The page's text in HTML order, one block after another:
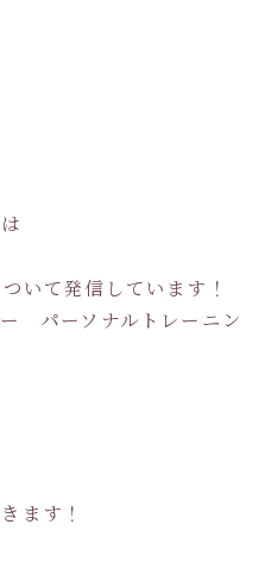
いて発信しています！
パーソナルトレーニン
ます！